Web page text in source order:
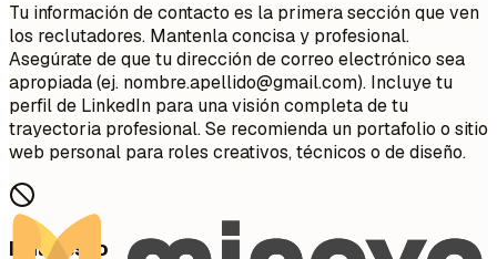
Tu información de contacto es la primera sección que ven
los reclutadores. Mantenla concisa y profesional.
Asegúrate de que tu dirección de correo electrónico sea
apropiada (ej. nombre.apellido@gmail.com). Incluye tu
perfil de LinkedIn para una visión completa de tu
trayectoria profesional. Se recomienda un portafolio o sitio
web personal para roles creativos, técnicos o de diseño.
Evita esto